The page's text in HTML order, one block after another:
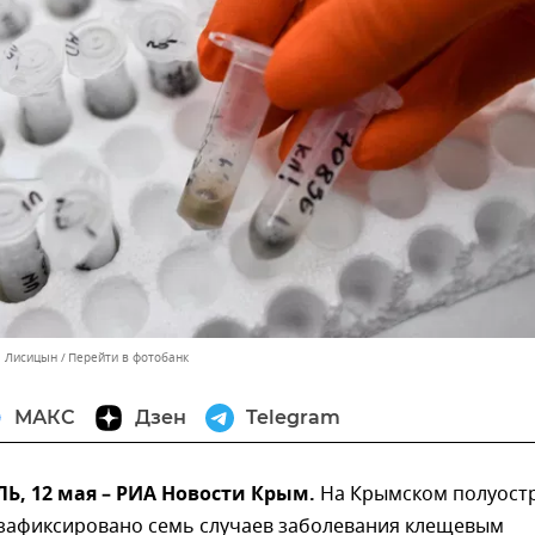
Лисицын Перейти в фотобанк
МАКС Дзен Telegram
12 мая – РИА Новости Крым. На Крымском
семь случаев заболевания клещевым